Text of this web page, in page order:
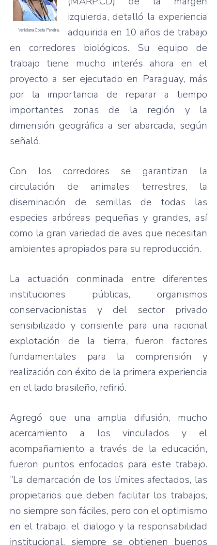
Veridiana Costa Pereira.
izquierda, detalló la experiencia
adquirida en 10 años de trabajo
en corredores biológicos. Su equipo de
trabajo tiene mucho interés ahora en el
proyecto a ser ejecutado en Paraguay, más
por la importancia de reparar a tiempo
importantes zonas de la región y la
dimensión geográfica a ser abarcada, según
señaló.
Con los corredores se garantizan la
circulación de animales terrestres, la
diseminación de semillas de todas las
especies arbóreas pequeñas y grandes, así
como la gran variedad de aves que necesitan
ambientes apropiados para su reproducción.
La actuación conminada entre diferentes
instituciones públicas, organismos
conservacionistas y del sector privado
sensibilizado y consiente para una racional
explotación de la tierra, fueron factores
fundamentales para la comprensión y
realización con éxito de la primera experiencia
en el lado brasileño, refirió.
Agregó que una amplia difusión, mucho
acercamiento a los vinculados y el
acompañamiento a través de la educación,
fueron puntos enfocados para este trabajo.
“La demarcación de los límites afectados, las
propietarios que deben facilitar los trabajos,
no siempre son fáciles, pero con el optimismo
en el trabajo, el dialogo y la responsabilidad
institucional, siempre se obtienen buenos